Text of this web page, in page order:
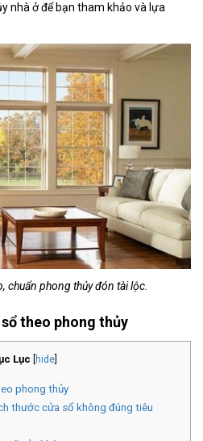
nhà ở để bạn tham khảo và lựa
chuẩn phong thủy đón tài lộc.
theo phong thủy
Lục hide]
phong thủy
thước cửa sổ không đúng tiêu